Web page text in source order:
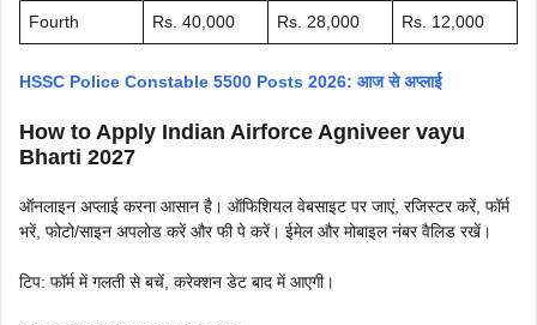
Fourth Rs. 40,000 Rs. 28,000 Rs. 12,000
HSSC Police Constable 5500 Posts 2026: आज से अप्लाई
How to Apply Indian Airforce Agniveer vayu
Bharti 2027
ऑनलाइन अप्लाई करना आसान है। ऑफिशियल वेबसाइट पर जाएं, रजिस्टर करें, फॉर्म
भरें, फोटो/साइन अपलोड करें और फी पे करें। ईमेल और मोबाइल नंबर वैलिड रखें।
टिप: फॉर्म में गलती से बचें, करेक्शन डेट बाद में आएगी।